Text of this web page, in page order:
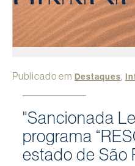
Publicado em Destaques,
"Sancionada
programa
estado de São